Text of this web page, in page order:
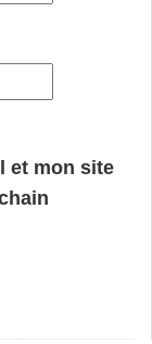
et mon site